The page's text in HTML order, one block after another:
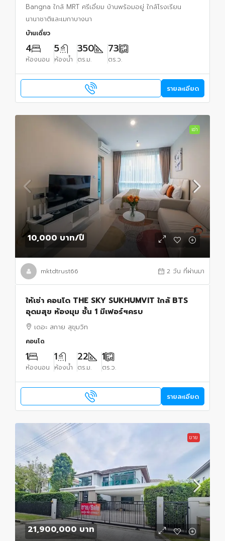
Bangna ใกล้ MRT ศรีเอี่ยม บ้านพร้อมอยู่ ใกล้โรงเรียน
นานาชาติและเมกาบางนา
บ้านเดี่ยว
4
ห้องนอน
5
ห้องน้ำ
350
ตร.ม.
73
ตร.ว.
รายละเอียด
เช่า
10,000 บาท/ปี
mktdtrust66 2 วัน ที่ผ่านมา
ให้เช่า คอนโด THE SKY SUKHUMVIT ใกล้ BTS
อุดมสุข ห้องมุม ชั้น 1 มีเฟอร์ฯครบ
เดอะ สกาย สุขุมวิท
คอนโด
1
ห้องนอน
1
ห้องน้ำ
22
ตร.ม.
1
ตร.ว.
รายละเอียด
ขาย
21,900,000 บาท